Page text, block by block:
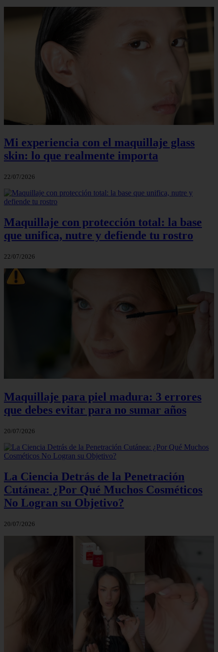
Mi experiencia con el maquillaje glass
skin: lo que realmente importa
22/07/2026
Maquillaje con protección total: la base
que unifica, nutre y defiende tu rostro
22/07/2026
Maquillaje para piel madura: 3 errores
que debes evitar para no sumar años
20/07/2026
La Ciencia Detrás de la Penetración
Cutánea: ¿Por Qué Muchos Cosméticos
No Logran su Objetivo?
20/07/2026